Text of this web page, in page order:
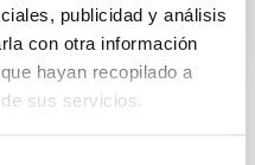
publicidad y análisis
con otra información
hayan recopilado a
sus servicios.